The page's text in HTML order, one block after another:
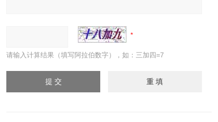
请输入计算结果（填写阿拉伯数字），如：三加四=7